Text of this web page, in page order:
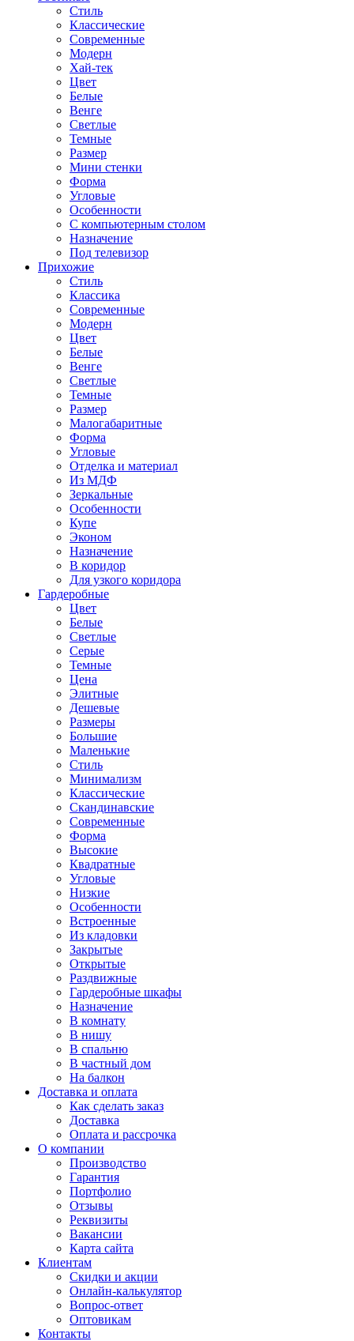
Стиль
Классические
Современные
Модерн
Хай-тек
Цвет
Белые
Венге
Светлые
Темные
Размер
Мини стенки
Форма
Угловые
Особенности
С компьютерным столом
Назначение
Под телевизор
Прихожие
Стиль
Классика
Современные
Модерн
Цвет
Белые
Венге
Светлые
Темные
Размер
Малогабаритные
Форма
Угловые
Отделка и материал
Из МДФ
Зеркальные
Особенности
Купе
Эконом
Назначение
В коридор
Для узкого коридора
Гардеробные
Цвет
Белые
Светлые
Серые
Темные
Цена
Элитные
Дешевые
Размеры
Большие
Маленькие
Стиль
Минимализм
Классические
Скандинавские
Современные
Форма
Высокие
Квадратные
Угловые
Низкие
Особенности
Встроенные
Из кладовки
Закрытые
Открытые
Раздвижные
Гардеробные шкафы
Назначение
В комнату
В нишу
В спальню
В частный дом
На балкон
Доставка и оплата
Как сделать заказ
Доставка
Оплата и рассрочка
О компании
Производство
Гарантия
Портфолио
Отзывы
Реквизиты
Вакансии
Карта сайта
Клиентам
Скидки и акции
Онлайн-калькулятор
Вопрос-ответ
Оптовикам
Контакты